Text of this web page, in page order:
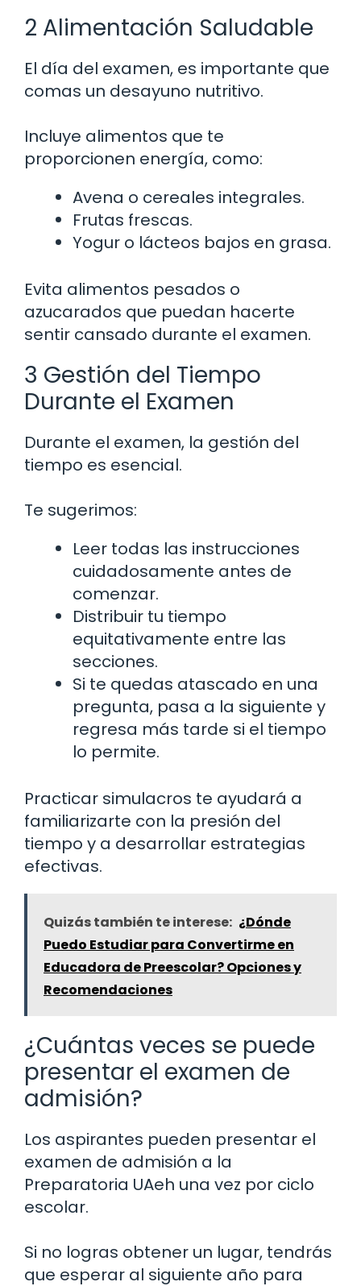
2 Alimentación Saludable
El día del examen, es importante que
comas un desayuno nutritivo.
Incluye alimentos que te
proporcionen energía, como:
Avena o cereales integrales.
Frutas frescas.
Yogur o lácteos bajos en grasa.
Evita alimentos pesados o
azucarados que puedan hacerte
sentir cansado durante el examen.
3 Gestión del Tiempo
Durante el Examen
Durante el examen, la gestión del
tiempo es esencial.
Te sugerimos:
Leer todas las instrucciones
cuidadosamente antes de
comenzar.
Distribuir tu tiempo
equitativamente entre las
secciones.
Si te quedas atascado en una
pregunta, pasa a la siguiente y
regresa más tarde si el tiempo
lo permite.
Practicar simulacros te ayudará a
familiarizarte con la presión del
tiempo y a desarrollar estrategias
efectivas.
Quizás también te interese: ¿Dónde
Puedo Estudiar para Convertirme en
Educadora de Preescolar? Opciones y
Recomendaciones
¿Cuántas veces se puede
presentar el examen de
admisión?
Los aspirantes pueden presentar el
examen de admisión a la
Preparatoria UAeh una vez por ciclo
escolar.
Si no logras obtener un lugar, tendrás
que esperar al siguiente año para